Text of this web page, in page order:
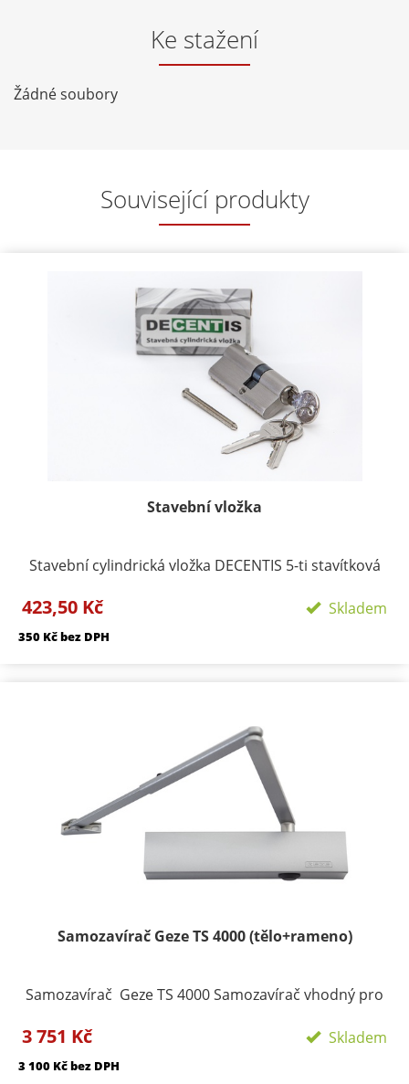
Ke stažení
Žádné soubory
Související produkty
Stavební vložka
Stavební cylindrická vložka DECENTIS 5-ti stavítková
úprava: matný nikl Obsahuje: 3 ks klíčů a 2ks šroubů
rozměru a povrchové úpravy
423,50 Kč Skladem
350 Kč bez DPH
Samozavírač Geze TS 4000 (tělo+rameno)
Samozavírač Geze TS 4000 Samozavírač vhodný pro
ramenový pro 1-křídlé dveře.Pro dveřní křídlo o
na stranu pantů i opačnou stranu pantů.Nerozlišuje
3 751 Kč Skladem
3 100 Kč bez DPH